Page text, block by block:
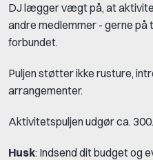
DJ lægger vægt på, at
andre medlemmer - gerne
forbundet.
Puljen støtter ikke rusture,
arrangementer.
Aktivitetspuljen udgør ca.
Husk: Indsend dit budget og